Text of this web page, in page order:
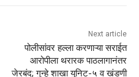
Next article
पोलीसांवर हल्ला करणाऱ्या सराईत
आरोपीला थरारक पाठलागानंतर
जेरबंद; गुन्हे शाखा युनिट-५ व खंडणी